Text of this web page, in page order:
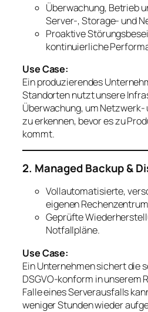
Überwachung, Betrieb
Server-, Storage- und
Proaktive
kontinuierliche
Use Case:
Ein produzierendes
Standorten nutzt unsere
Überwachung, um Netzwerk-
zu erkennen, bevor es zu
kommt.
2. Managed Backup &
Vollautomatisierte,
eigenen
Geprüfte
Notfallpläne.
Use Case:
Ein Unternehmen sichert die
DSGVO-konform in unserem
Falle eines Serverausfalls
weniger Stunden wieder